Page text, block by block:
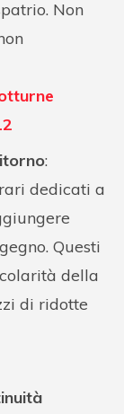
Non
:
dedicati a
Questi
della
di ridotte